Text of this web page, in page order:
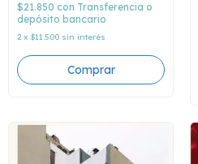
$21.850 con Transferencia o
depósito bancario
2 x $11.500 sin interés